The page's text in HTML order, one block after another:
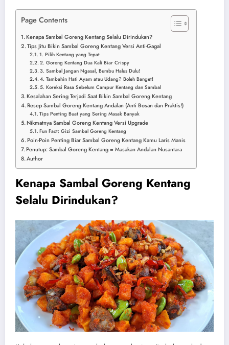
Page Contents
Kenapa Sambal Goreng Kentang Selalu Dirindukan?
Tips Jitu Bikin Sambal Goreng Kentang Versi Anti-Gagal
1. Pilih Kentang yang Tepat
2. Goreng Kentang Dua Kali Biar Crispy
3. Sambal Jangan Ngasal, Bumbu Halus Dulu!
4. Tambahin Hati Ayam atau Udang? Boleh Banget!
5. Koreksi Rasa Sebelum Campur Kentang dan Sambal
Kesalahan Sering Terjadi Saat Bikin Sambal Goreng Kentang
Resep Sambal Goreng Kentang Andalan (Anti Bosan dan Praktis!)
Tips Penting Buat yang Sering Masak Banyak
Nikmatnya Sambal Goreng Kentang Versi Upgrade
Fun Fact: Gizi Sambal Goreng Kentang
Poin-Poin Penting Biar Sambal Goreng Kentang Kamu Laris Manis
Penutup: Sambal Goreng Kentang = Masakan Andalan Nusantara
Author
Kenapa Sambal Goreng Kentang
Selalu Dirindukan?